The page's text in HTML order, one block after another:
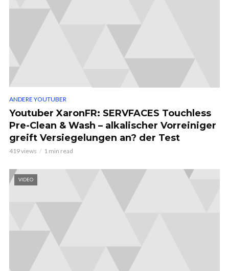
ANDERE YOUTUBER
Youtuber XaronFR: SERVFACES Touchless
Pre-Clean & Wash – alkalischer Vorreiniger
greift Versiegelungen an? der Test
419 views 1 min read
VIDEO